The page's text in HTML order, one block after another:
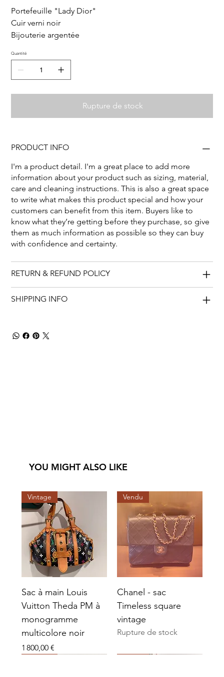
Portefeuille "Lady Dior"
Cuir verni noir
Bijouterie argentée
Quantité
Rupture de stock
PRODUCT INFO
I'm a product detail. I'm a great place to add more
information about your product such as sizing, material,
care and cleaning instructions. This is also a great space
to write what makes this product special and how your
customers can benefit from this item. Buyers like to
know what they’re getting before they purchase, so give
them as much information as possible so they can buy
with confidence and certainty.
RETURN & REFUND POLICY
SHIPPING INFO
YOU MIGHT ALSO LIKE
Vintage
Sac à main Louis
Vuitton Theda PM à
monogramme
multicolore noir
Prix
1 800,00 €
Vendu
Chanel - sac
Timeless square
vintage
Rupture de stock